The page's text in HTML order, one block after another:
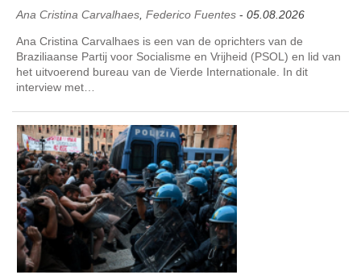
Ana Cristina Carvalhaes Federico Fuentes - 05.08.2026
Ana Cristina Carvalhaes is een van de oprichters van de
Braziliaanse Partij voor Socialisme en Vrijheid (PSOL) en lid van
het uitvoerend bureau van de Vierde Internationale. In dit
interview met…